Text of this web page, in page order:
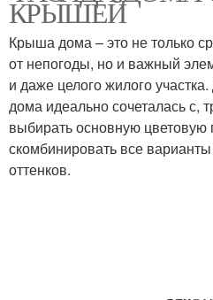
КРЫШЕЙ
Крыша дома – это не только
от непогоды, но и важный
и даже целого жилого
дома идеально сочеталась с,
выбирать основную цветовую
скомбинировать все
оттенков.